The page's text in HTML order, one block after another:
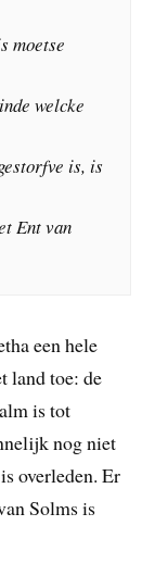
moetse
welcke
is, is
Ent van
een hele
land toe: de
is tot
nog niet
overleden. Er
Solms is